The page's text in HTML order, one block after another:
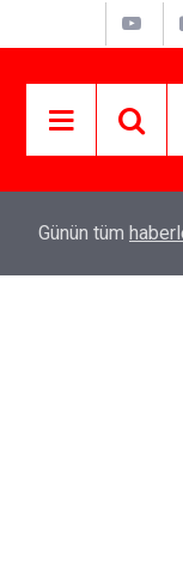
Çalılıöz
Günün tüm